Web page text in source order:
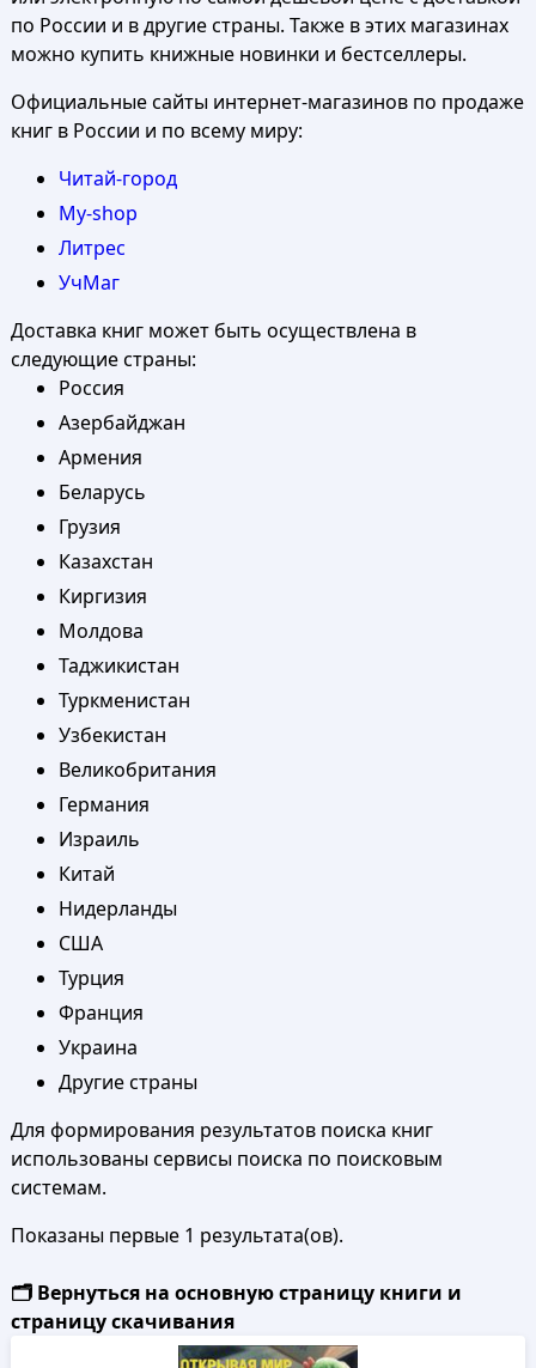
по России и в другие страны. Также в этих магазинах
можно купить книжные новинки и бестселлеры.
Официальные сайты интернет-магазинов по продаже
книг в России и по всему миру:
Читай-город
My-shop
Литрес
УчМаг
Доставка книг может быть осуществлена в
следующие страны:
Россия
Азербайджан
Армения
Беларусь
Грузия
Казахстан
Киргизия
Молдова
Таджикистан
Туркменистан
Узбекистан
Великобритания
Германия
Израиль
Китай
Нидерланды
США
Турция
Франция
Украина
Другие страны
Для формирования результатов поиска книг
использованы сервисы поиска по поисковым
системам.
Показаны первые 1 результата(ов).
🗂️ Вернуться на основную страницу книги и
страницу скачивания